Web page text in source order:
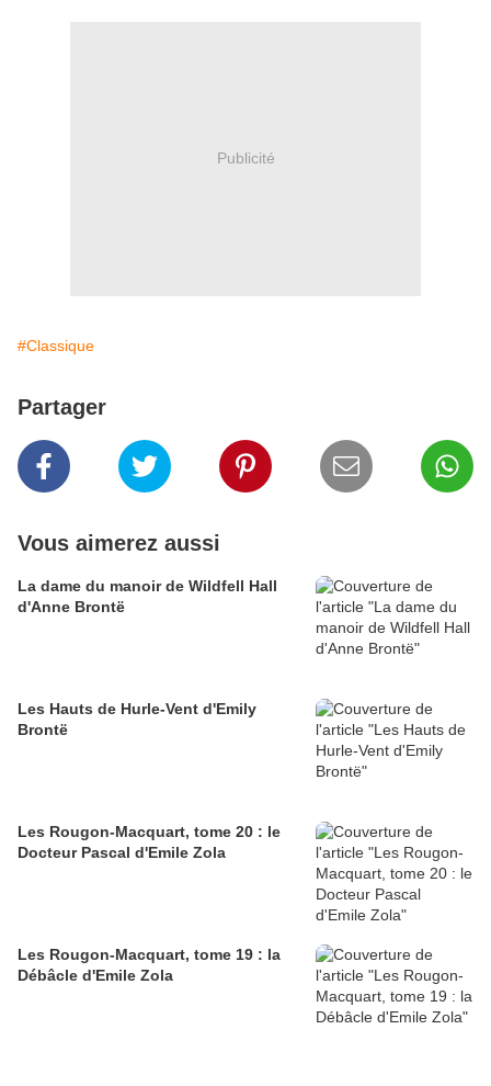
Publicité
#Classique
Partager
Vous aimerez aussi
La dame du manoir de Wildfell Hall
d'Anne Brontë
Les Hauts de Hurle-Vent d'Emily
Brontë
Les Rougon-Macquart, tome 20 : le
Docteur Pascal d'Emile Zola
Les Rougon-Macquart, tome 19 : la
Débâcle d'Emile Zola